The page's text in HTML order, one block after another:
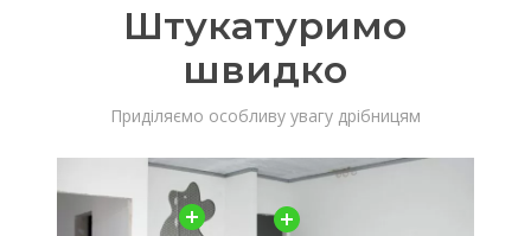
Штукатуримо
швидко
Приділяємо особливу увагу дрібницям